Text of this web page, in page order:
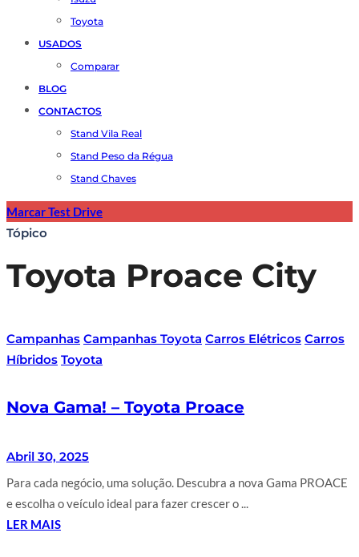
Toyota
USADOS
Comparar
BLOG
CONTACTOS
Stand Vila Real
Stand Peso da Régua
Stand Chaves
Marcar Test Drive
Tópico
Toyota Proace City
Campanhas Campanhas Toyota Carros Elétricos Carros
Híbridos Toyota
Nova Gama! – Toyota Proace
Abril 30, 2025
Para cada negócio, uma solução. Descubra a nova Gama PROACE
e escolha o veículo ideal para fazer crescer o ...
LER MAIS